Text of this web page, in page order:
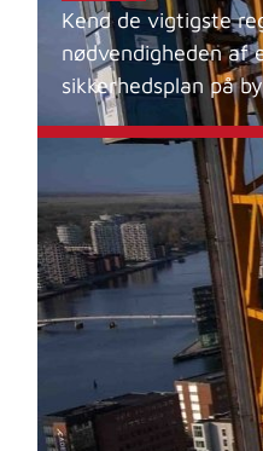
Kend de vigtigste
nødvendigheden af
sikkerhedsplan på